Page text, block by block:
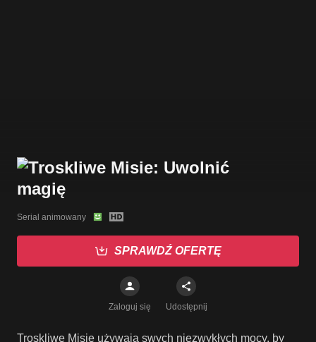
Serial animowany
SPRAWDŹ OFERTĘ
Zaloguj się Udostępnij
Troskliwe Misie używają swych niezwykłych mocy, by